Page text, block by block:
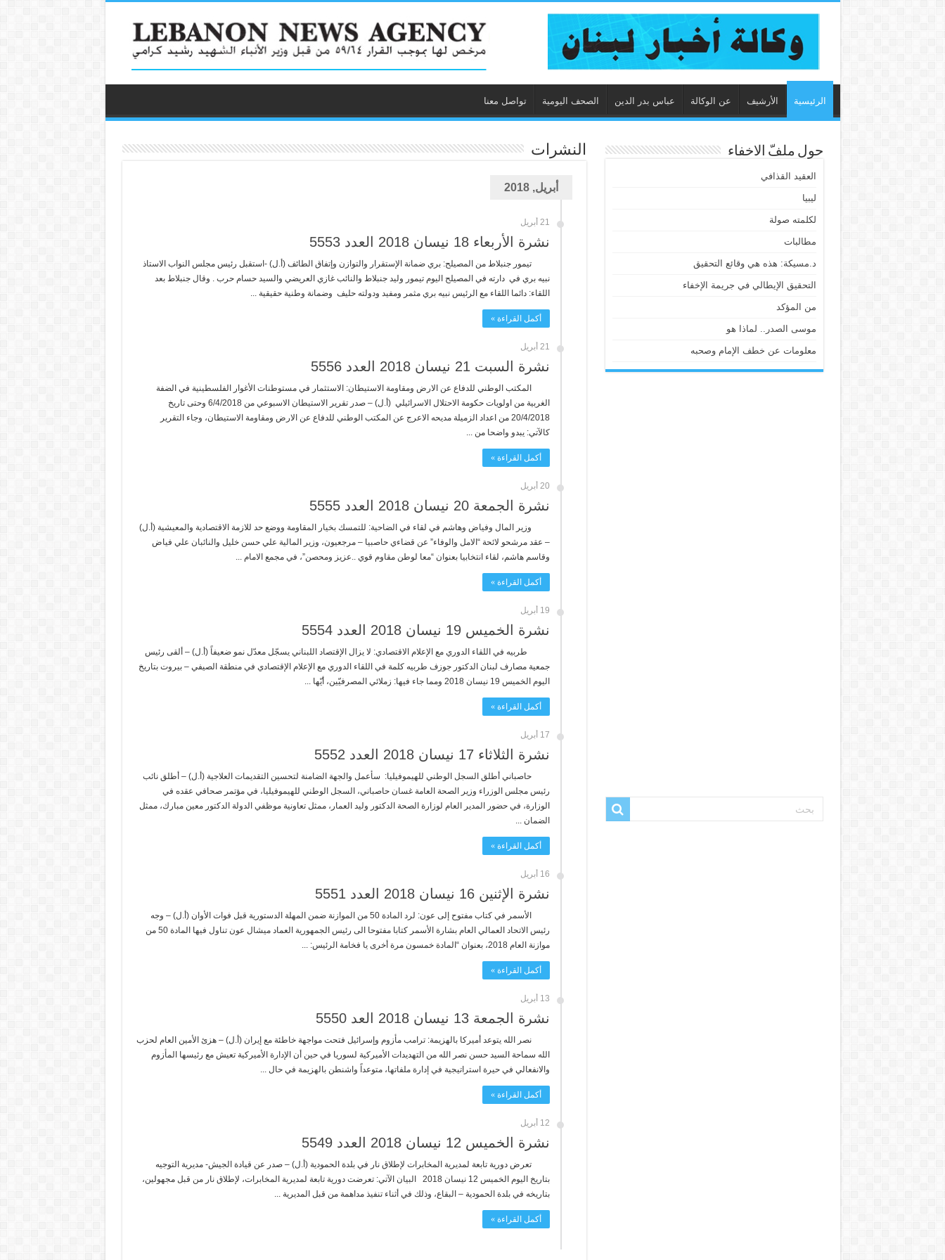
الرئيسية الأرشيف عن الوكالة عباس بدر الدين الصحف اليومية تواصل معنا
النشرات
أبريل, 2018
21 أبريل
نشرة الأربعاء 18 نيسان 2018 العدد 5553
تيمور جنبلاط من المصيلح: بري ضمانة الإستقرار والتوازن وإتفاق الطائف (أ.ل) -استقبل رئيس مجلس النواب الاستاذ
نبيه بري في دارته في المصيلح اليوم تيمور وليد جنبلاط والنائب غازي العريضي والسيد حسام حرب . وقال جنبلاط بعد
اللقاء: دائما اللقاء مع الرئيس نبيه بري مثمر ومفيد ودولته حليف وضمانة وطنية حقيقية ...
أكمل القراءة »
21 أبريل
نشرة السبت 21 نيسان 2018 العدد 5556
المكتب الوطني للدفاع عن الارض ومقاومة الاستيطان: الاستثمار في مستوطنات الأغوار الفلسطينية في الضفة
الغربية من اولويات حكومة الاحتلال الاسرائيلي (أ.ل) – صدر تقرير الاستيطان الاسبوعي من 6/4/2018 وحتى تاريخ
20/4/2018 من اعداد الزميلة مديحه الاعرج عن المكتب الوطني للدفاع عن الارض ومقاومة الاستيطان، وجاء التقرير
كالآتي: يبدو واضحا من ...
أكمل القراءة »
20 أبريل
نشرة الجمعة 20 نيسان 2018 العدد 5555
وزير المال وفياض وهاشم في لقاء في الضاحية: للتمسك بخيار المقاومة ووضع حد للازمة الاقتصادية والمعيشية (أ.ل)
– عقد مرشحو لائحة “الامل والوفاء” عن قضاءي حاصبيا – مرجعيون، وزير المالية علي حسن خليل والنائبان علي فياض
وقاسم هاشم، لقاء انتخابيا بعنوان “معا لوطن مقاوم قوي ..عزيز ومحصن”، في مجمع الامام ...
أكمل القراءة »
19 أبريل
نشرة الخميس 19 نيسان 2018 العدد 5554
طربيه في اللقاء الدوري مع الإعلام الاقتصادي: لا يزال الإقتصاد اللبناني يسجّل معدّل نمو ضعيفاً (أ.ل) – ألقى رئيس
جمعية مصارف لبنان الدكتور جوزف طربيه كلمة في اللقاء الدوري مع الإعلام الإقتصادي في منطقة الصيفي – بيروت بتاريخ
اليوم الخميس 19 نيسان 2018 ومما جاء فيها: زملائي المصرفيّين، أيّها ...
أكمل القراءة »
17 أبريل
نشرة الثلاثاء 17 نيسان 2018 العدد 5552
حاصباني أطلق السجل الوطني للهيموفيليا: سأعمل والجهة الضامنة لتحسين التقديمات العلاجية (أ.ل) – أطلق نائب
رئيس مجلس الوزراء وزير الصحة العامة غسان حاصباني، السجل الوطني للهيموفيليا، في مؤتمر صحافي عقده في
الوزارة، في حضور المدير العام لوزارة الصحة الدكتور وليد العمار، ممثل تعاونية موظفي الدولة الدكتور معين مبارك، ممثل
الضمان ...
أكمل القراءة »
16 أبريل
نشرة الإثنين 16 نيسان 2018 العدد 5551
الأسمر في كتاب مفتوح إلى عون: لرد المادة 50 من الموازنة ضمن المهلة الدستورية قبل فوات الأوان (أ.ل) – وجه
رئيس الاتحاد العمالي العام بشارة الأسمر كتابا مفتوحا الى رئيس الجمهورية العماد ميشال عون تناول فيها المادة 50 من
موازنة العام 2018، بعنوان “المادة خمسون مرة أخرى يا فخامة الرئيس: ...
أكمل القراءة »
13 أبريل
نشرة الجمعة 13 نيسان 2018 العد 5550
نصر الله يتوعد أميركا بالهزيمة: ترامب مأزوم وإسرائيل فتحت مواجهة خاطئة مع إيران (أ.ل) – هزئ الأمين العام لحزب
الله سماحة السيد حسن نصر الله من التهديدات الأميركية لسوريا في حين أن الإدارة الأميركية تعيش مع رئيسها المأزوم
والانفعالي في حيرة استراتيجية في إدارة ملفاتها، متوعداً واشنطن بالهزيمة في حال ...
أكمل القراءة »
12 أبريل
نشرة الخميس 12 نيسان 2018 العدد 5549
تعرض دورية تابعة لمديرية المخابرات لإطلاق نار في بلدة الحمودية (أ.ل) – صدر عن قيادة الجيش- مديرية التوجيه
بتاريخ اليوم الخميس 12 نيسان 2018 البيان الآتي: تعرضت دورية تابعة لمديرية المخابرات، لإطلاق نار من قبل مجهولين،
بتاريخه في بلدة الحمودية – البقاع، وذلك في أثناء تنفيذ مداهمة من قبل المديرية ...
أكمل القراءة »
حول ملفّ الاخفاء
العقيد القذافي
ليبيا
لكلمته صولة
مطالبات
د.مسيكة: هذه هي وقائع التحقيق
التحقيق الإيطالي في جريمة الإخفاء
من المؤكد
موسى الصدر.. لماذا هو
معلومات عن خطف الإمام وصحبه